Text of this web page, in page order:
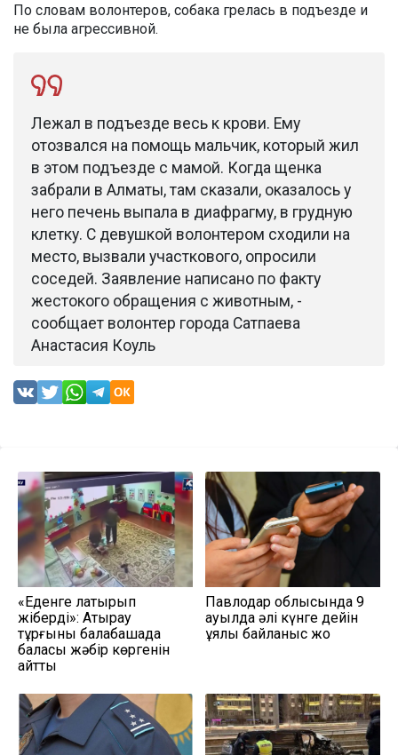
По словам волонтеров, собака грелась в подъезде и
не была агрессивной.
Лежал в подъезде весь к крови. Ему
отозвался на помощь мальчик, который жил
в этом подъезде с мамой. Когда щенка
забрали в Алматы, там сказали, оказалось у
него печень выпала в диафрагму, в грудную
клетку. С девушкой волонтером сходили на
место, вызвали участкового, опросили
соседей. Заявление написано по факту
жестокого обращения с животным, -
сообщает волонтер города Сатпаева
Анастасия Коуль
«Еденге лақтырып
жіберді»: Атырау
тұрғыны балабақшада
баласы жәбір көргенін
айтты
Павлодар облысында 9
ауылда әлі күнге дейін
ұялы байланыс жоқ